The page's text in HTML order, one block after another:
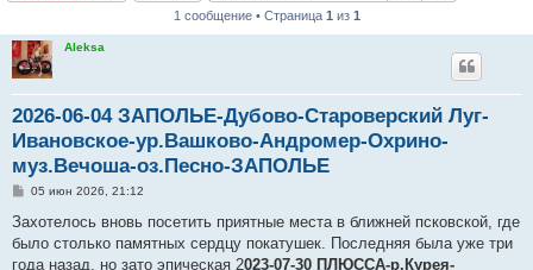
1 сообщение • Страница 1 из 1
Aleksa
2026-06-04 ЗАПОЛЬЕ-Дубово-Староверский Луг-
Ивановское-ур.Вашково-Андромер-Охрино-
муз.Вечоша-оз.Песно-ЗАПОЛЬЕ
С
о
щ
е
05 июн 2026, 21:12
Захотелось вновь посетить приятные места в ближней псковской, где
было столько памятных сердцу покатушек. Последняя была уже три
года назад, но зато эпическая 2023-07-30 ПЛЮССА-р.Курея-